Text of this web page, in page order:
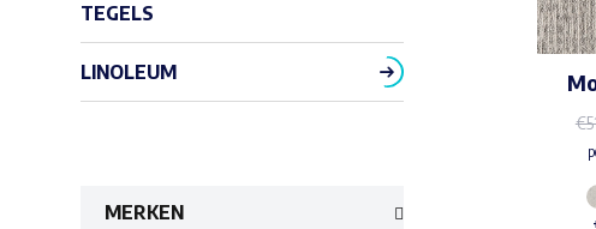
€
TEGELS
LINOLEUM
MERKEN